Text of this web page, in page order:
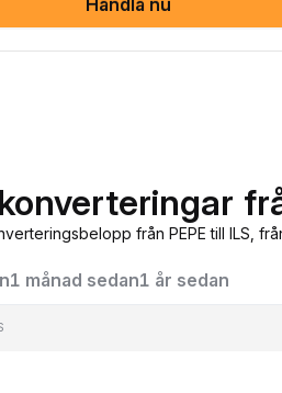
från PEPE till ILS,
1 månad sedan1 år sedan